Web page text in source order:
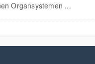
Organsystemen ...